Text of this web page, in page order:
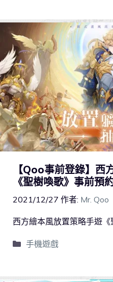
【Qoo事前登錄】西
《聖樹喚歌》事前預
2021/12/27 作者: Mr. Qoo
西方繪本風放置策略手遊
手機遊戲